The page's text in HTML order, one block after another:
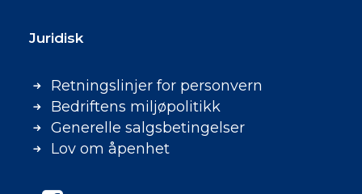
Juridisk
Retningslinjer for personvern
Bedriftens miljøpolitikk
Generelle salgsbetingelser
Lov om åpenhet